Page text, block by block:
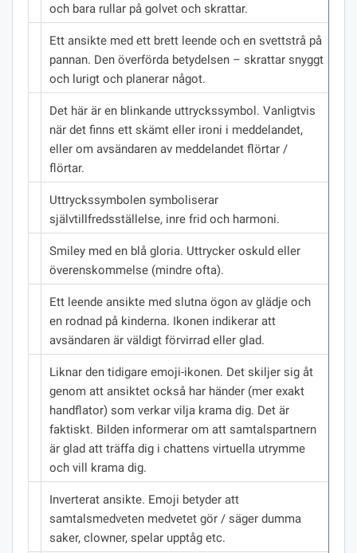
och bara rullar på golvet och skrattar.
Ett ansikte med ett brett leende och en svettstrå på
pannan. Den överförda betydelsen – skrattar snyggt
och lurigt och planerar något.
Det här är en blinkande uttryckssymbol. Vanligtvis
när det finns ett skämt eller ironi i meddelandet,
eller om avsändaren av meddelandet flörtar /
flörtar.
Uttryckssymbolen symboliserar
självtillfredsställelse, inre frid och harmoni.
Smiley med en blå gloria. Uttrycker oskuld eller
överenskommelse (mindre ofta).
Ett leende ansikte med slutna ögon av glädje och
en rodnad på kinderna. Ikonen indikerar att
avsändaren är väldigt förvirrad eller glad.
Liknar den tidigare emoji-ikonen. Det skiljer sig åt
genom att ansiktet också har händer (mer exakt
handflator) som verkar vilja krama dig. Det är
faktiskt. Bilden informerar om att samtalspartnern
är glad att träffa dig i chattens virtuella utrymme
och vill krama dig.
Inverterat ansikte. Emoji betyder att
samtalsmedveten medvetet gör / säger dumma
saker, clowner, spelar upptåg etc.